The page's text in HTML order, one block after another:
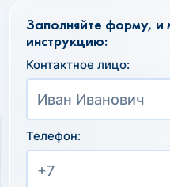
Заполняйте форму,
инструкцию:
Контактное лицо:
Телефон: